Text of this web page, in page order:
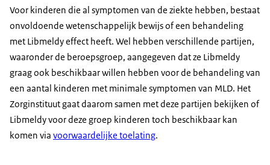
Voor kinderen die al symptomen van de ziekte hebben, bestaat
onvoldoende wetenschappelijk bewijs of een behandeling
met Libmeldy effect heeft. Wel hebben verschillende partijen,
waaronder de beroepsgroep, aangegeven dat ze Libmeldy
graag ook beschikbaar willen hebben voor de behandeling van
een aantal kinderen met minimale symptomen van MLD. Het
Zorginstituut gaat daarom samen met deze partijen bekijken of
Libmeldy voor deze groep kinderen toch beschikbaar kan
komen via voorwaardelijke toelating.